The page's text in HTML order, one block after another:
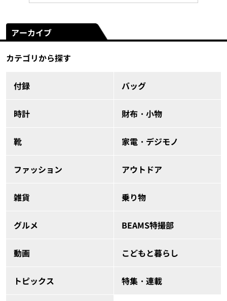
アーカイブ
カテゴリから探す
付録 バッグ
時計 財布・小物
靴 家電・デジモノ
ファッション アウトドア
雑貨 乗り物
グルメ BEAMS特撮部
動画 こどもと暮らし
トピックス 特集・連載